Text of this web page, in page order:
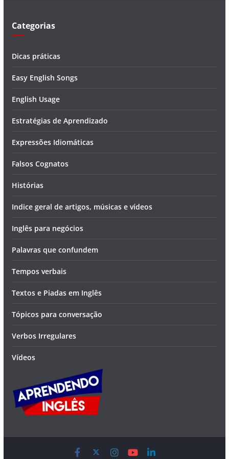
Categorias
Dicas práticas
Easy English Songs
English Usage
Estratégias de Aprendizado
Expressões Idiomáticas
Falsos Cognatos
Histórias
Indice geral de artigos, músicas e vídeos
Inglês para negócios
Palavras que confundem
Tempos verbais
Textos e Piadas em Inglês
Tópicos para conversação
Verbos Irregulares
Vídeos